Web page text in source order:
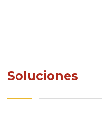
Soluciones